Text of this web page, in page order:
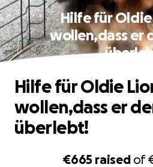
Hilfe für
wollen,dass er
€665 raised of
Hilfe für Oldie
wollen,dass er
überlebt!